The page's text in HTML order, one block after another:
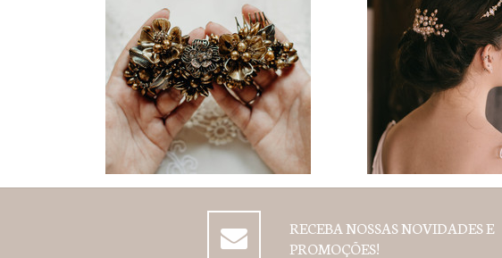
RECEBA NOSSAS NOVIDADES E
PROMOÇÕES!